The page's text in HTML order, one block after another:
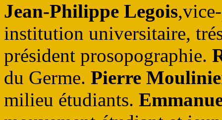
Jean-Philippe Legois
institution universitaire,
président prosopographie.
du Germe. Pierre
milieu étudiants.